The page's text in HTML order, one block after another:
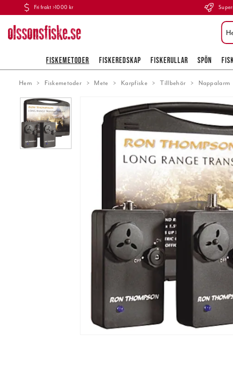
Fri frakt >1000 kr
FISKEMETODER FISKEREDSKAP FISKERULLAR SPÖN
Hem Fiskemetoder Mete Karpfiske Tillbehör Nappalarm